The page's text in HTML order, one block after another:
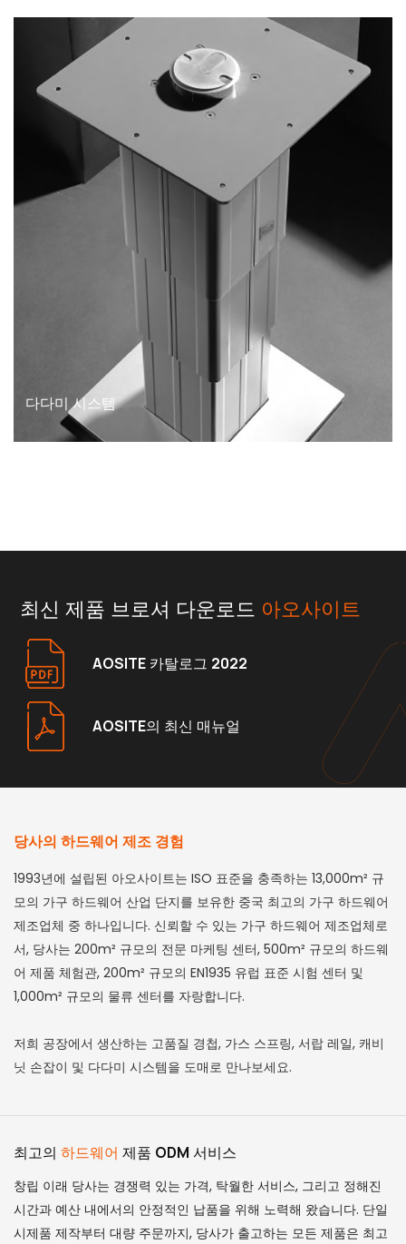
다다미 시스템
최신 제품 브로셔 다운로드 아오사이트
AOSITE 카탈로그 2022
AOSITE의 최신 매뉴얼
당사의 하드웨어 제조 경험
1993년에 설립된 아오사이트는 ISO 표준을 충족하는 13,000m² 규
모의 가구 하드웨어 산업 단지를 보유한 중국 최고의 가구 하드웨어
제조업체 중 하나입니다. 신뢰할 수 있는 가구 하드웨어 제조업체로
서, 당사는 200m² 규모의 전문 마케팅 센터, 500m² 규모의 하드웨
어 제품 체험관, 200m² 규모의 EN1935 유럽 표준 시험 센터 및
1,000m² 규모의 물류 센터를 자랑합니다.
저희 공장에서 생산하는 고품질 경첩, 가스 스프링, 서랍 레일, 캐비
닛 손잡이 및 다다미 시스템을 도매로 만나보세요.
최고의 하드웨어 제품 ODM 서비스
창립 이래 당사는 경쟁력 있는 가격, 탁월한 서비스, 그리고 정해진
시간과 예산 내에서의 안정적인 납품을 위해 노력해 왔습니다. 단일
시제품 제작부터 대량 주문까지, 당사가 출고하는 모든 제품은 최고